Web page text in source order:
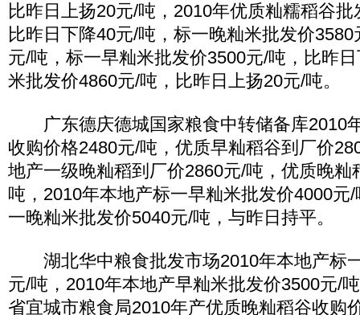
比昨日上扬20元/吨，2010年优质籼糯稻谷
比昨日下降40元/吨，标一晚籼米批发价
元/吨，标一早籼米批发价3500元/吨，比昨
米批发价4860元/吨，比昨日上扬20元/吨。
广东德庆德城国家粮食中转储备库2010
收购价格2480元/吨，优质早籼稻谷到厂价
地产一级晚籼稻到厂价2860元/吨，优质晚籼
吨，2010年本地产标一早籼米批发价4000元
一晚籼米批发价5040元/吨，与昨日持平。
湖北华中粮食批发市场2010年本地产标
元/吨，2010年本地产早籼米批发价3500元/
省宜城市粮食局2010年产优质晚籼稻谷收购